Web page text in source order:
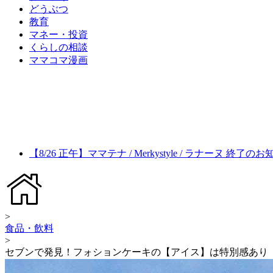
どうぶつ
教育
マネー・投資
くらしの相談
ママコマ漫画
【8/26 正午】ママテナ / Merkystyle / ラナーヌ 終了のお
>
食品・飲料
>
セブンで発見！フォションケーキの【アイス】は特別感あり